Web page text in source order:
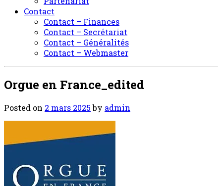
Contact
Contact – Finances
Contact – Secrétariat
Contact – Généralités
Contact – Webmaster
Orgue en France_edited
Posted on 2 mars 2025by admin